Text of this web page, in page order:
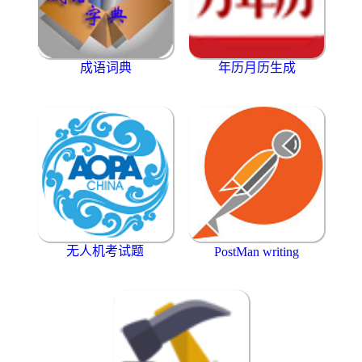
成语词典 年历月历生成
无人机考试题 PostMan writing